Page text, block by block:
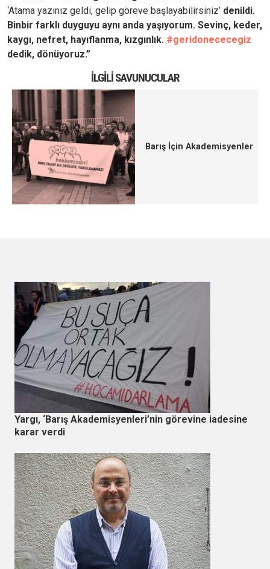
‘Atama yazınız geldi, gelip göreve başlayabilirsiniz’ denildi.
Binbir farklı duyguyu aynı anda yaşıyorum. Sevinç, keder,
kaygı, nefret, hayıflanma, kızgınlık. #geridonececegiz
dedik, dönüyoruz.”
İLGILI SAVUNUCULAR
Barış İçin Akademisyenler
Yargı, ‘Barış Akademisyenleri’nin görevine iadesine
karar verdi